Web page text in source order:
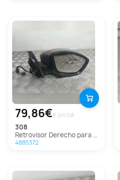
79,86€€ sin IVA
308
Retrovisor Derecho para Peugeot 308
4885372